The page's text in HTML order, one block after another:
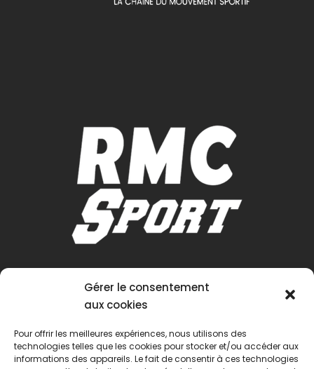
Gérer le consentement
aux cookies
Pour offrir les meilleures expériences, nous utilisons des
technologies telles que les cookies pour stocker et/ou accéder aux
informations des appareils. Le fait de consentir à ces technologies